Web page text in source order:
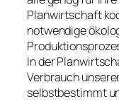
Planwirtschaft
notwendige
In der
Verbrauch
selbstbestimmt